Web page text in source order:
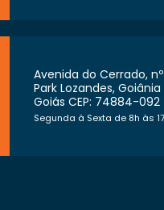
Avenida do Cerrado,
Park Lozandes,
Goiás CEP: 74884-092
Segunda à Sexta de 8h às